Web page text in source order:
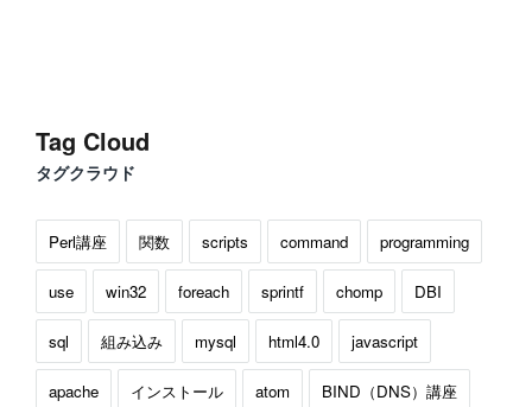
Tag Cloud
タグクラウド
Perl講座 関数 scripts command programming
use win32 foreach sprintf chomp DBI
sql 組み込み mysql html4.0 javascript
apache インストール atom BIND（DNS）講座